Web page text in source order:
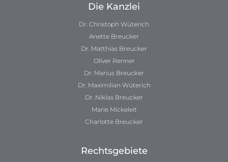
Die Kanzlei
Dr. Christoph Wüterich
Anette Breucker
Dr. Matthias Breucker
Oliver Renner
Dr. Marius Breucker
Dr. Maximilian Wüterich
Dr. Niklas Breucker
Marie Mickeleit
Charlotte Breucker
Rechtsgebiete